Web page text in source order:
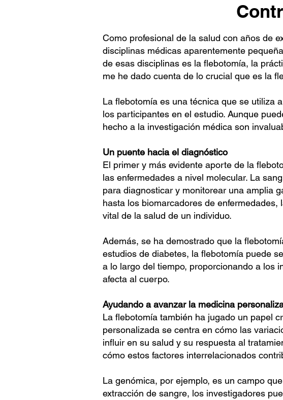
Como profesional de la salud con años de
disciplinas médicas aparentemente
de esas disciplinas es la flebotomía, la
me he dado cuenta de lo crucial que es la
La flebotomía es una técnica que se utiliza
los participantes en el estudio. Aunque
hecho a la investigación médica son
Un puente hacia el diagnóstico
El primer y más evidente aporte de la
las enfermedades a nivel molecular. La
para diagnosticar y monitorear una amplia
hasta los biomarcadores de
vital de la salud de un individuo.
Además, se ha demostrado que la
estudios de diabetes, la flebotomía puede
a lo largo del tiempo, proporcionando a los
afecta al cuerpo.
Ayudando a avanzar la medicina
La flebotomía también ha jugado un papel
personalizada se centra en cómo las
influir en su salud y su respuesta al
cómo estos factores interrelacionados
La genómica, por ejemplo, es un campo
extracción de sangre, los investigadores